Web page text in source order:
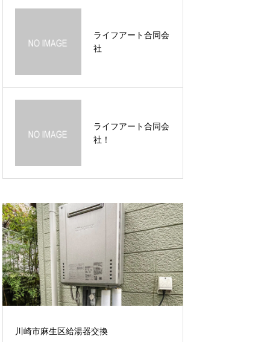
ライフアート合同会
社
ライフアート合同会
社！
ライフアート合同会
社！
ホームページオープ
ンしました。
川崎市麻生区給湯器交換